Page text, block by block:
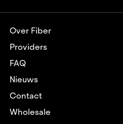
Over Fiber
Providers
FAQ
Nieuws
Contact
Wholesale